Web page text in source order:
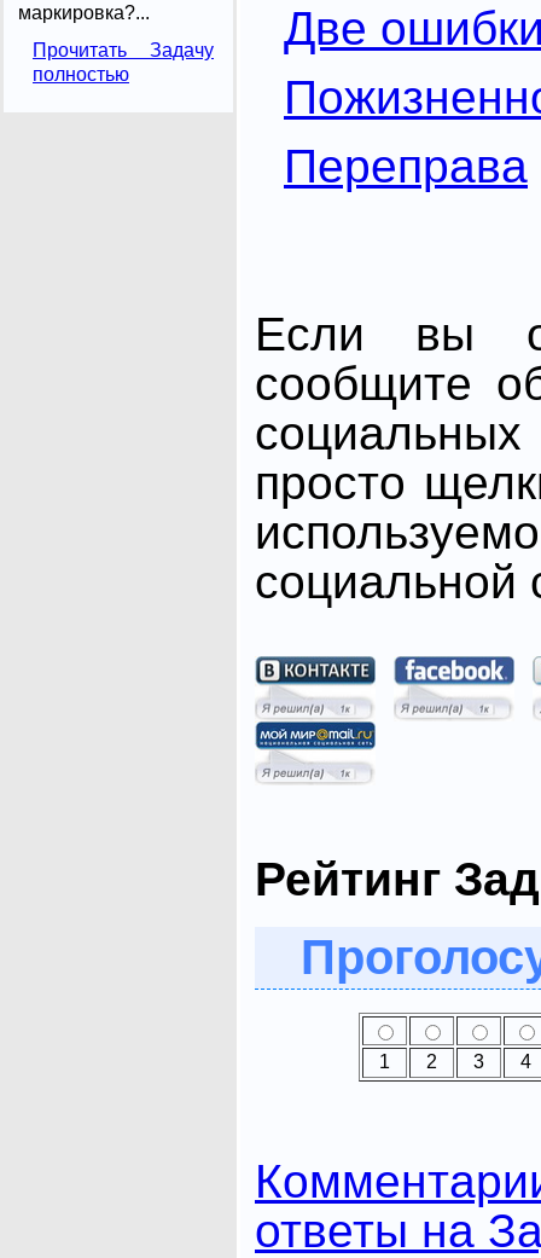
маркировка?...
Прочитать Задачу
полностью
Две
Переправа
Если вы
сообщите
просто
социальной
Рейтинг
1 2 3 4
ответы на